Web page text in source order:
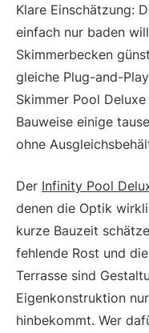
Klare Einschätzung:
einfach nur baden
Skimmerbecken
gleiche Plug-and-
Skimmer Pool
Bauweise einige
ohne
Der Infinity Pool
denen die Optik
kurze Bauzeit
fehlende Rost und
Terrasse sind
Eigenkonstruktion
hinbekommt. Wer